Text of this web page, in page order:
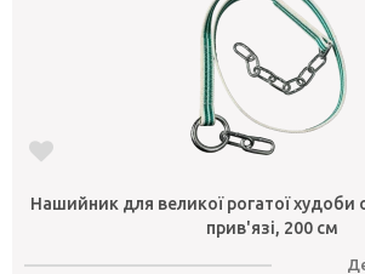
Нашийник для великої рогатої
прив'язі, 200 см